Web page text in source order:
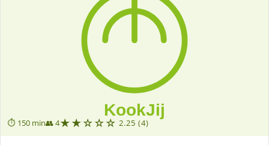
⏱ 150 min👥 4★★☆☆☆ 2.25 (4)